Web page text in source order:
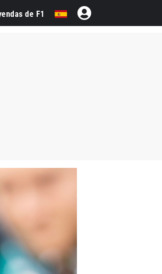
de F1